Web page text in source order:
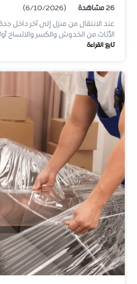
26مشاهدة
(6/10/2026)
عند الانتقال من منزل إلى آخر داخل
الأثاث من الخدوش والكسر والاتساخ
تابع القراءة